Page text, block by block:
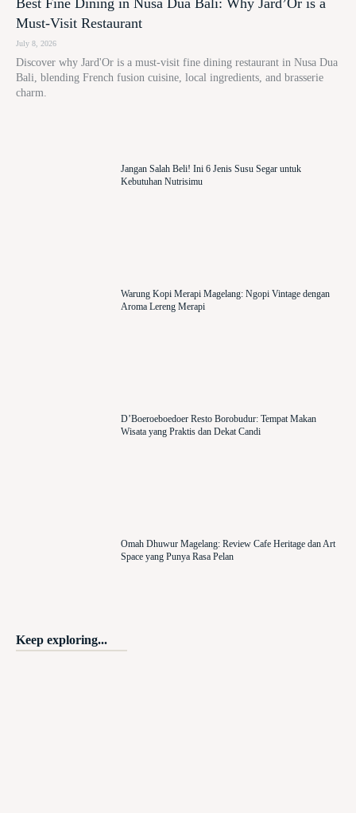
Must-Visit Restaurant
July 8, 2026
Discover why Jard'Or is a must-visit fine dining restaurant in Nusa Dua
Bali, blending French fusion cuisine, local ingredients, and brasserie
charm.
Jangan Salah Beli! Ini 6 Jenis Susu Segar untuk
Kebutuhan Nutrisimu
Warung Kopi Merapi Magelang: Ngopi Vintage dengan
Aroma Lereng Merapi
D’Boeroeboedoer Resto Borobudur: Tempat Makan
Wisata yang Praktis dan Dekat Candi
Omah Dhuwur Magelang: Review Cafe Heritage dan Art
Space yang Punya Rasa Pelan
Keep exploring...